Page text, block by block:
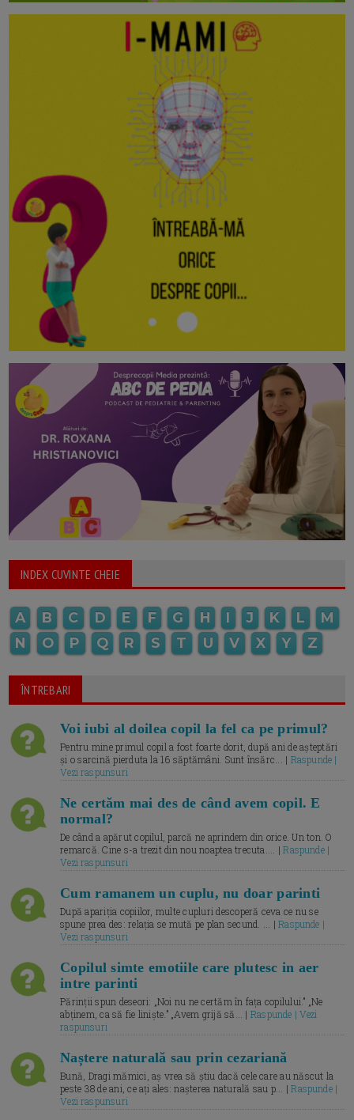
INDEX CUVINTE CHEIE
A B C D E F G H I J K L
M
N
O P Q R S T U V X Y Z
ÎNTREBARI
Voi iubi al doilea copil la fel ca pe primul?
Pentru mine primul copil a fost foarte dorit, după ani de așteptări
și o sarcină pierduta la 16 săptămâni. Sunt însărc... | Raspunde |
Vezi raspunsuri
Ne certăm mai des de când avem copil. E
normal?
De când a apărut copilul, parcă ne aprindem din orice. Un ton. O
remarcă. Cine s-a trezit din nou noaptea trecuta.... |Raspunde |
Vezi raspunsuri
Cum ramanem un cuplu, nu doar parinti
După apariția copiilor, multe cupluri descoperă ceva ce nu se
spune prea des: relația se mută pe plan secund. ... |Raspunde |
Vezi raspunsuri
Copilul simte emotiile care plutesc in aer
intre parinti
Părinții spun deseori: „Noi nu ne certăm în fața copilului.” „Ne
abținem, ca să fie liniște.” „Avem grijă să... | Raspunde | Vezi
raspunsuri
Naștere naturală sau prin cezariană
Bună, Dragi mămici, aș vrea să știu dacă cele care au născut la
peste 38 de ani, ce ați ales: nașterea naturală sau p... |Raspunde |
Vezi raspunsuri